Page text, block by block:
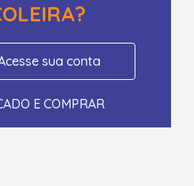
sua conta
E COMPRAR